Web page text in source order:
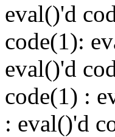
eval()'d
code(1):
eval()'d
code(1) :
: eval()'d